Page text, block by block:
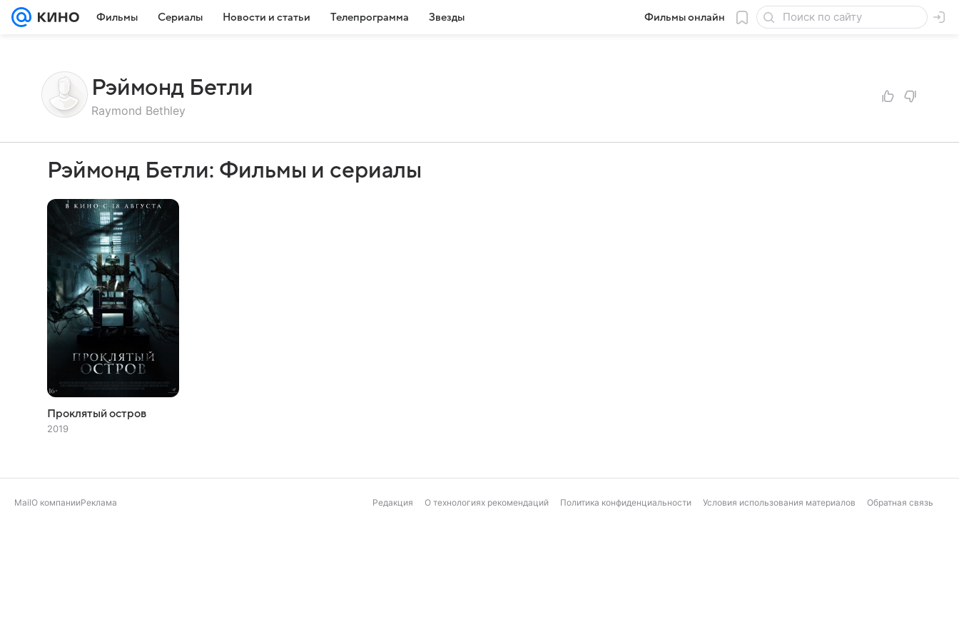
Фильмы Сериалы Новости и статьи Телепрограмма Звезды Фильмы онлайн
Рэймонд Бетли
Raymond Bethley
Рэймонд Бетли: Фильмы и сериалы
Проклятый остров
2019
MailО компанииРеклама Редакция О технологиях рекомендаций Политика конфиденциальности Условия использования материалов Обратная связь